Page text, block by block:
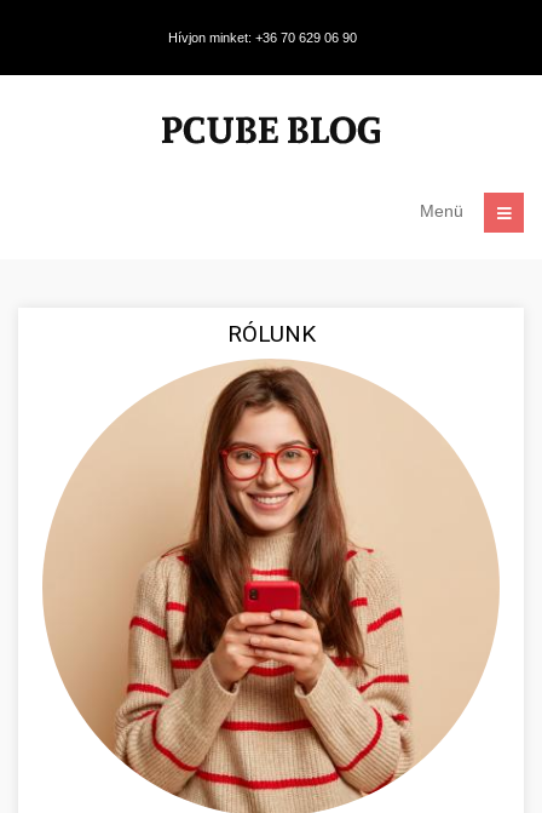
Hívjon minket: +36 70 629 06 90
Menü
RÓLUNK